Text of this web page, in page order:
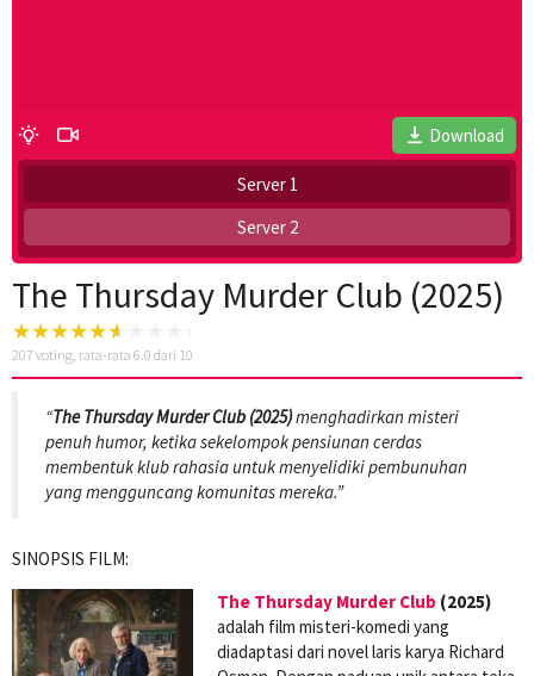
Download
Server 1
Server 2
The Thursday Murder Club (2025)
207 voting, rata-rata 6.0 dari 10
“The Thursday Murder Club (2025)menghadirkan misteri
penuh humor, ketika sekelompok pensiunan cerdas
membentuk klub rahasia untuk menyelidiki pembunuhan
yang mengguncang komunitas mereka.”
SINOPSIS FILM:
The Thursday Murder Club (2025)
adalah film misteri-komedi yang
diadaptasi dari novel laris karya Richard